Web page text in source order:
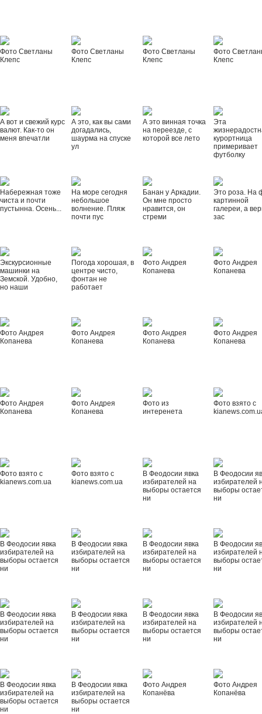
Фото Светланы
Клепс
Фото Светланы
Клепс
Фото Светланы
Клепс
Фото
Клепс
А вот и свежий курс
валют. Как-то он
меня впечатли
А это, как вы сами
догадались,
шаурма на спуске
ул
А это винная точка
на переезде, с
которой все лето
Эта
курортница
примеривает
футболку
Набережная тоже
чиста и почти
пустынна. Осень...
На море сегодня
небольшое
волнение. Пляж
почти пус
Банан у Аркадии.
Он мне просто
нравится, он
стреми
Это роза. На
картинной
галереи, а
зас
Экскурсионные
машинки на
Земской. Удобно,
но наши
Погода хорошая, в
центре чисто,
фонтан не
работает
Фото Андрея
Копанева
Фото Андрея
Копанева
Фото Андрея
Копанева
Фото Андрея
Копанева
Фото Андрея
Копанева
Фото Андрея
Копанева
Фото Андрея
Копанева
Фото Андрея
Копанева
Фото из
интеренета
Фото взято с
Фото взято с
kianews.com.ua
Фото взято с
kianews.com.ua
В Феодосии явка
избирателей на
выборы остается
ни
В Феодосии
избирателей
выборы
ни
В Феодосии явка
избирателей на
выборы остается
ни
В Феодосии явка
избирателей на
выборы остается
ни
В Феодосии явка
избирателей на
выборы остается
ни
В Феодосии
избирателей
выборы
ни
В Феодосии явка
избирателей на
выборы остается
ни
В Феодосии явка
избирателей на
выборы остается
ни
В Феодосии явка
избирателей на
выборы остается
ни
В Феодосии
избирателей
выборы
ни
В Феодосии явка
избирателей на
выборы остается
ни
В Феодосии явка
избирателей на
выборы остается
ни
Фото Андрея
Копанёва
Фото Андрея
Копанёва